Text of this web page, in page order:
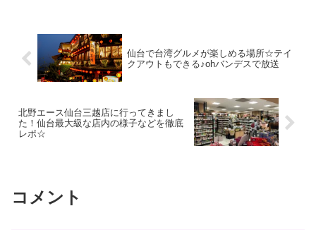
仙台で台湾グルメが楽しめる場所☆テイ
クアウトもできる♪ohバンデスで放送
北野エース仙台三越店に行ってきまし
た！仙台最大級な店内の様子などを徹底
レポ☆
コメント